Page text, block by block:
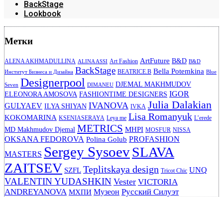
BackStage
Lookbook
Метки
ALENA AKHMADULLINA ALINA ASSI Art Fashion ArtFuture B&D B&D
Институт Бизнеса и Дизайна BackStage BEATRICE.B Bella Potemkina Blue
Seven Designerpool DIMANEU DJEMAL MAKHMUDOV
ELEONORA AMOSOVA FASHIONTIME DESIGNERS IGOR
GULYAEV ILYA SHIYAN IVANOVA IVKA Julia Dalakian
KOKOMARINA KSENIASERAYA Leya me Lisa Romanyuk L’erede
MD Makhmudov Djemal METRICS MHPI MOSFUR NISSA
OKSANA FEDOROVA Polina Golub PROFASHION
MASTERS Sergey SysoevSLAVA
ZAITSEV SZFL Teplitskaya design Tricot Chic UNQ
VALENTIN YUDASHKIN Vester VICTORIA
ANDREYANOVA МХПИ Музеон Русский Силуэт